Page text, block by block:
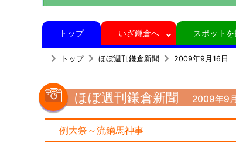
トップ いざ鎌倉へ スポットを
トップ ほぼ週刊鎌倉新聞 2009年9月16日
ほぼ週刊鎌倉新聞 2009年9
例大祭～流鏑馬神事